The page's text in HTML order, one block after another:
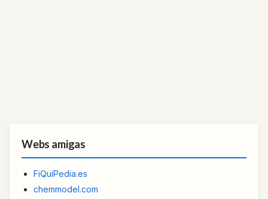
Webs amigas
FiQuiPedia.es
chemmodel.com